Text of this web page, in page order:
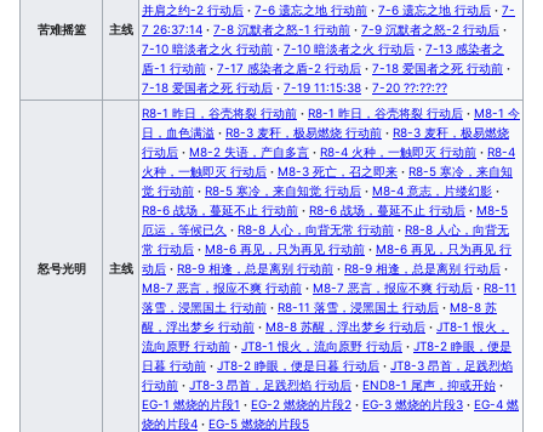
苦难摇篮 主线
并肩之约-2 行动后 · 7-6 遗忘之地 行动前 · 7-6 遗忘之地 行动后 · 7-
7 26:37:14 · 7-8 沉默者之怒-1 行动前 · 7-9 沉默者之怒-2 行动后 ·
7-10 暗淡者之火 行动前 · 7-10 暗淡者之火 行动后 · 7-13 感染者之
盾-1 行动前 · 7-17 感染者之盾-2 行动后 · 7-18 爱国者之死 行动前 ·
7-18 爱国者之死 行动后 · 7-19 11:15:38 · 7-20 ??:??:??
怒号光明 主线
R8-1 昨日，谷壳将裂 行动前 · R8-1 昨日，谷壳将裂 行动后 · M8-1 今
日，血色满溢 · R8-3 麦秆，极易燃烧 行动前 · R8-3 麦秆，极易燃烧
行动后 · M8-2 失语，产自多言 · R8-4 火种，一触即灭 行动前 · R8-4
火种，一触即灭 行动后 · M8-3 死亡，召之即来 · R8-5 寒冷，来自知
觉 行动前 · R8-5 寒冷，来自知觉 行动后 · M8-4 意志，片缕幻影 ·
R8-6 战场，蔓延不止 行动前 · R8-6 战场，蔓延不止 行动后 · M8-5
厄运，等候已久 · R8-8 人心，向背无常 行动前 · R8-8 人心，向背无
常 行动后 · M8-6 再见，只为再见 行动前 · M8-6 再见，只为再见 行
动后 · R8-9 相逢，总是离别 行动前 · R8-9 相逢，总是离别 行动后 ·
M8-7 恶言，报应不爽 行动前 · M8-7 恶言，报应不爽 行动后 · R8-11
落雪，浸黑国土 行动前 · R8-11 落雪，浸黑国土 行动后 · M8-8 苏
醒，浮出梦乡 行动前 · M8-8 苏醒，浮出梦乡 行动后 · JT8-1 恨火，
流向原野 行动前 · JT8-1 恨火，流向原野 行动后 · JT8-2 睁眼，便是
日暮 行动前 · JT8-2 睁眼，便是日暮 行动后 · JT8-3 昂首，足践烈焰
行动前 · JT8-3 昂首，足践烈焰 行动后 · END8-1 尾声，抑或开始 ·
EG-1 燃烧的片段1 · EG-2 燃烧的片段2 · EG-3 燃烧的片段3 · EG-4 燃
烧的片段4 · EG-5 燃烧的片段5